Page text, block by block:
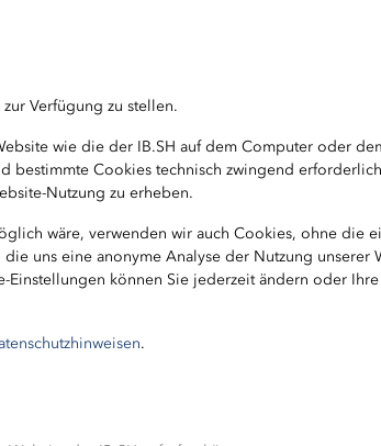
Verfügung zu stellen.
wie die der IB.SH auf dem Computer oder
bestimmte Cookies technisch zwingend
Nutzung zu erheben.
wäre, verwenden wir auch Cookies, ohne die
uns eine anonyme Analyse der Nutzung
können Sie jederzeit ändern oder
.
viel Kultur und jede Menge
Bestes Beispiel dafür sind die
Sportprojekt „Kids in die
von der Investitionsbank
für ein neues Rekordergebnis
und trägt seit 2019 den Namen